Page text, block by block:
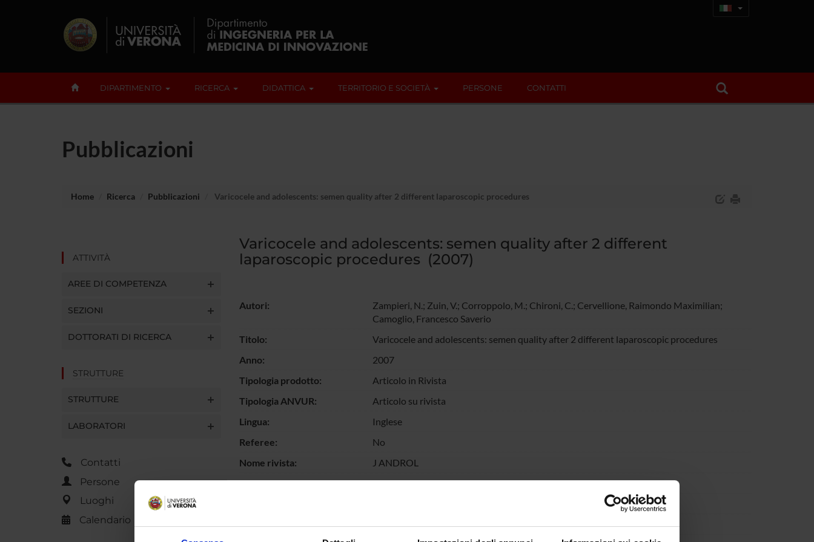
DIPARTIMENTO RICERCA DIDATTICA TERRITORIO E SOCIETÀ PERSONE CONTATTI
Pubblicazioni
Home Ricerca Pubblicazioni Varicocele and adolescents: semen quality after 2 different laparoscopic procedures
ATTIVITÀ
AREE DI COMPETENZA
SEZIONI
DOTTORATI DI RICERCA
STRUTTURE
STRUTTURE
LABORATORI
Contatti
Persone
Luoghi
Calendario
Varicocele and adolescents: semen quality after 2 different
laparoscopic procedures (2007)
Autori: Zampieri, N.; Zuin, V.; Corroppolo, M.; Chironi, C.; Cervellione, Raimondo Maximilian;
Camoglio, Francesco Saverio
Titolo:
Varicocele and adolescents: semen quality after 2 different laparoscopic procedures
Anno:
2007
Tipologia prodotto:
Articolo in Rivista
Tipologia ANVUR:
Articolo su rivista
Lingua:
Inglese
Referee:
No
Nome rivista:
J ANDROL
ISSN Rivista:
0196-3635
Numero o Fascicolo:
1